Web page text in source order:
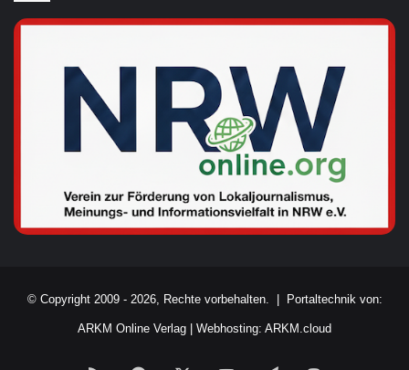
© Copyright 2009 - 2026, Rechte vorbehalten. | Portaltechnik von:
ARKM Online Verlag Webhosting: ARKM.cloud